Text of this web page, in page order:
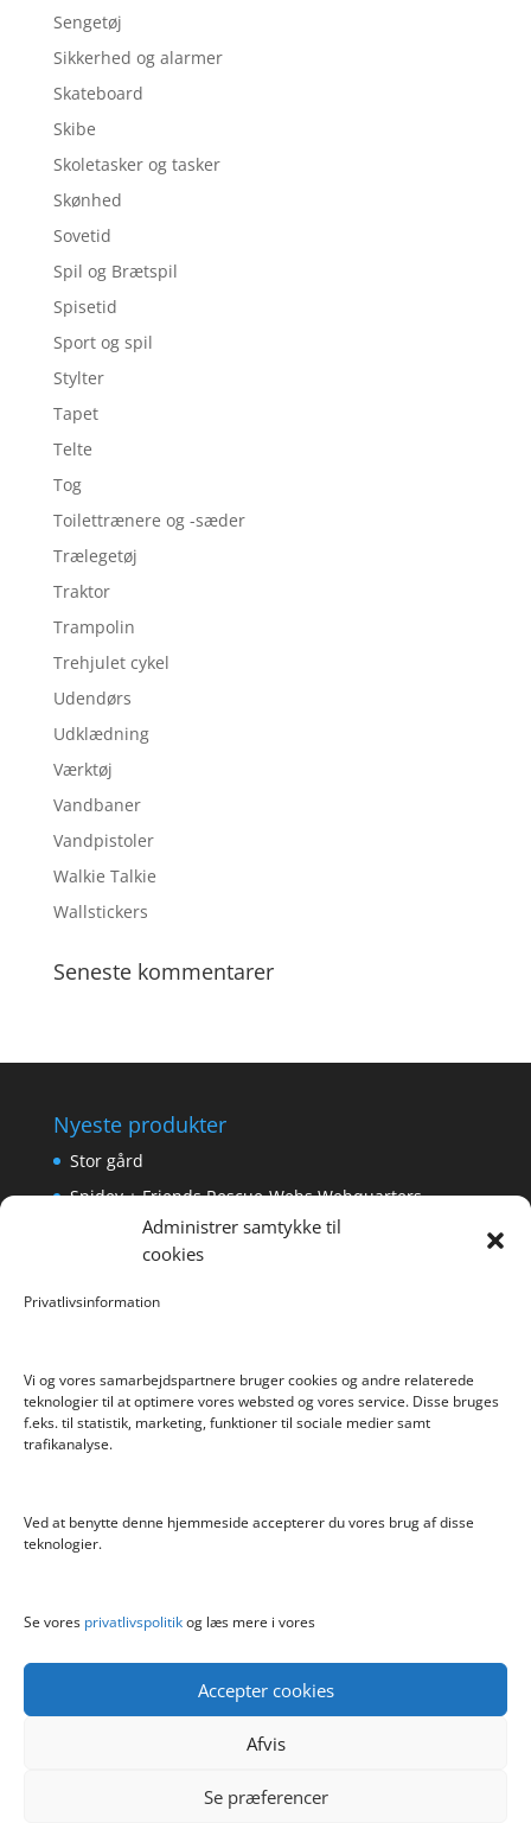
Administrer samtykke til
cookies
Privatlivsinformation
Vi og vores samarbejdspartnere bruger cookies og andre relaterede
teknologier til at optimere vores websted og vores service. Disse bruges
f.eks. til statistik, marketing, funktioner til sociale medier samt
trafikanalyse.
Ved at benytte denne hjemmeside accepterer du vores brug af disse
teknologier.
Se vores privatlivspolitikog læs mere i vores
Accepter cookies
Afvis
Se præferencer
Sengetøj
Sikkerhed og alarmer
Skateboard
Skibe
Skoletasker og tasker
Skønhed
Sovetid
Spil og Brætspil
Spisetid
Sport og spil
Stylter
Tapet
Telte
Tog
Toilettrænere og -sæder
Trælegetøj
Traktor
Trampolin
Trehjulet cykel
Udendørs
Udklædning
Værktøj
Vandbaner
Vandpistoler
Walkie Talkie
Wallstickers
Seneste kommentarer
Nyeste produkter
Stor gård
Spidey + Friends Rescue-Webs Webquarters
Forlængerkabel til håndkontrol 2×2 m.
Pokemon Skoletaske med 4 Dele
Hyggeligt fehjem med gyldent enhjørning
Info
Kontakt
Privatlivspolitik